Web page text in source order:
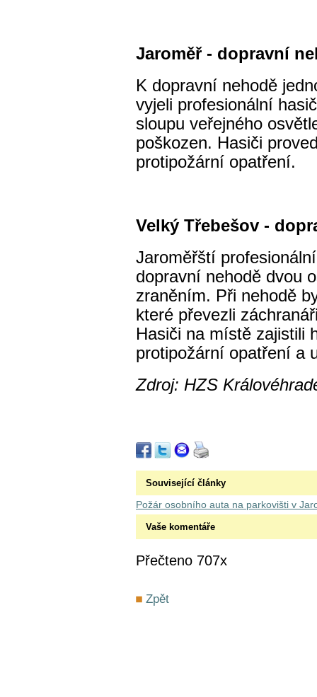
Jaroměř - dopravní
K dopravní nehodě
vyjeli profesionální
sloupu veřejného
poškozen. Hasiči
protipožární opatření.
Velký Třebešov -
Jaroměřští
dopravní nehodě dvou
zraněním. Při nehodě
které převezli
Hasiči na místě zajistili
protipožární opatření a
Zdroj: HZS
Související články
Požár osobního auta na parkovišti v
Vaše komentáře
Přečteno 707x
Zpět